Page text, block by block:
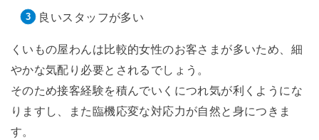
良いスタッフが多い
くいもの屋わんは比較的女性のお客さまが多いため、細
やかな気配り必要とされるでしょう。
そのため接客経験を積んでいくにつれ気が利くようにな
りますし、また臨機応変な対応力が自然と身につきま
す。